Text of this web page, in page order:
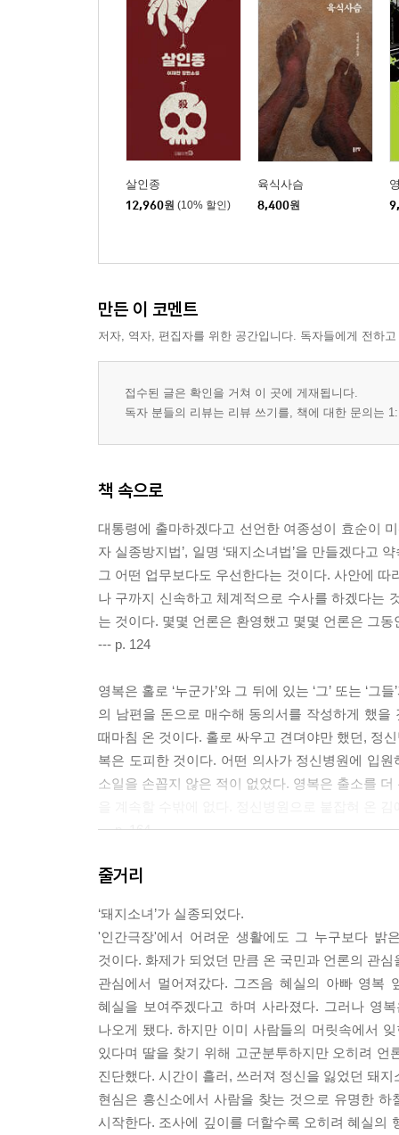
살인종
12,960원 (10% 할인)
육식사슴
8,400원
만든 이 코멘트
저자, 역자, 편집자를 위한 공간입니다. 독자들에게 전하
접수된 글은 확인을 거쳐 이 곳에 게재됩니다.
독자 분들의 리뷰는 리뷰 쓰기를, 책에 대한 문의는
책 속으로
대통령에 출마하겠다고 선언한 여종성이 효순이
자 실종방지법’, 일명 ‘돼지소녀법’을 만들겠다고
그 어떤 업무보다도 우선한다는 것이다. 사안에
나 구까지 신속하고 체계적으로 수사를 하겠다는
는 것이다. 몇몇 언론은 환영했고 몇몇 언론은 그
--- p. 124
영복은 홀로 ‘누군가’와 그 뒤에 있는 ‘그’ 또는 ‘
의 남편을 돈으로 매수해 동의서를 작성하게 했
때마침 온 것이다. 홀로 싸우고 견뎌야만 했던, 정
복은 도피한 것이다. 어떤 의사가 정신병원에 입
소일을 손꼽지 않은 적이 없었다. 영복은 출소를
--- p. 164
“파출소장이 우습게 보여!? 난 경찰대학 나온 애송
“켕기는 게 없으면 왜 이렇게 흥분하십니까?”
“기자 좋아하시네. 너 뭐하는 놈이야?”
“저를 두려워하셨네요. 뒷조사를 하신 걸 보니.”
출근하던 경위가 박덕순한테 인사를 해야 하나 말
“아니면 소장님과 왕제명 청장 사이에 있는 누군
박덕순이 멱살을 놓았다.
“경찰 협박하는 게 니놈이 하는 일이야? 목적이 뭐
“소장님이 두려워한 건 돼지소녀 실종 때 목격자
--- pp. 198~199
줄거리
‘돼지소녀’가 실종되었다.
'인간극장'에서 어려운 생활에도 그 누구보다 밝
것이다. 화제가 되었던 만큼 온 국민과 언론의 관
관심에서 멀어져갔다. 그즈음 혜실의 아빠 영복
혜실을 보여주겠다고 하며 사라졌다. 그러나 영
나오게 됐다. 하지만 이미 사람들의 머릿속에서
있다며 딸을 찾기 위해 고군분투하지만 오히려 언
진단했다. 시간이 흘러, 쓰러져 정신을 잃었던 돼
현심은 흥신소에서 사람을 찾는 것으로 유명한
시작한다. 조사에 깊이를 더할수록 오히려 혜실의